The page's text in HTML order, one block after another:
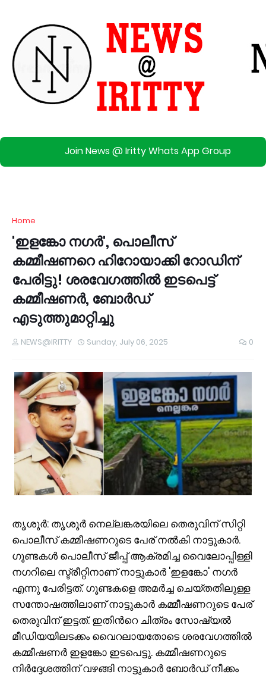
Join News @ Iritty Whats App Group
Home
'ഇളങ്കോ നഗർ', പൊലീസ്
കമ്മീഷണറെ ഹിറോയാക്കി റോഡിന്
പേരിട്ടു! ശരവേഗത്തിൽ ഇടപെട്ട്
കമ്മീഷണർ, ബോർഡ്
എടുത്തുമാറ്റിച്ചു
NEWS@IRITTY Sunday, July 06, 2025 0
തൃശൂർ: തൃശൂര്‍ നെല്ലങ്കരയിലെ തെരുവിന് സിറ്റി
പൊലീസ് കമ്മീഷണറുടെ പേര് നൽകി നാട്ടുകാര്‍.
ഗൂണ്ടകള്‍ പൊലീസ് ജീപ്പ് ആക്രമിച്ച വൈലോപ്പിള്ളി
നഗറിലെ സ്ട്രീറ്റിനാണ് നാട്ടുകാര്‍ 'ഇളങ്കോ' നഗര്‍
എന്നു പേരിട്ടത്. ഗൂണ്ടകളെ അമർച്ച ചെയ്തതിലുള്ള
സന്തോഷത്തിലാണ് നാട്ടുകാർ കമ്മീഷണറുടെ പേര്
തെരുവിന് ഇട്ടത്. ഇതിന്‍റെ ചിത്രം സോഷ്യൽ
മീഡിയയിലടക്കം വൈറലായതോടെ ശരവേഗത്തിൽ
കമ്മീഷണർ ഇളങ്കോ ഇടപെട്ടു. കമ്മീഷണറുടെ
നിര്‍ദ്ദേശത്തിന് വഴങ്ങി നാട്ടുകാര്‍ ബോര്‍ഡ് നീക്കം